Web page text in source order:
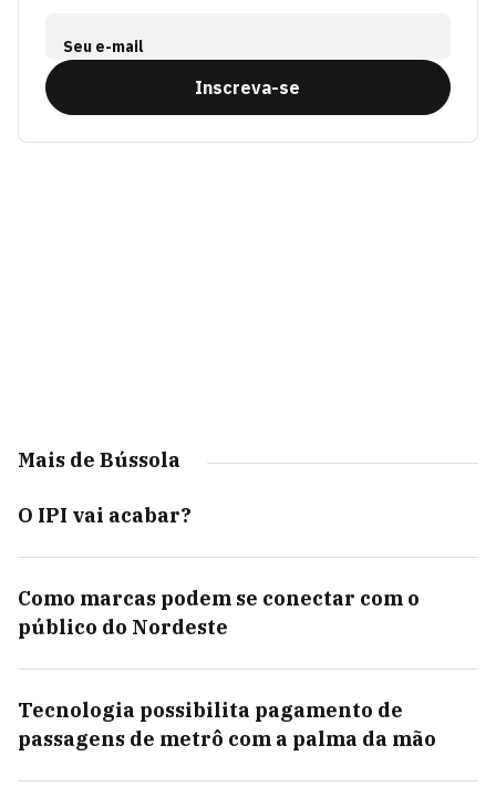
Seu e-mail
Inscreva-se
Mais de Bússola
O IPI vai acabar?
Como marcas podem se conectar com o
público do Nordeste
Tecnologia possibilita pagamento de
passagens de metrô com a palma da mão